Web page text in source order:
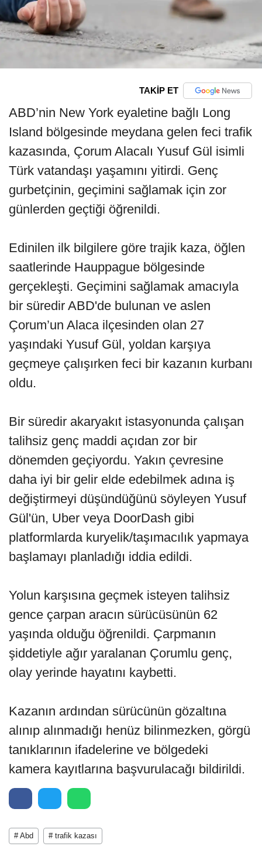
TAKİP ET
ABD’nin New York eyaletine bağlı Long
Island bölgesinde meydana gelen feci trafik
kazasında, Çorum Alacalı Yusuf Gül isimli
Türk vatandaşı yaşamını yitirdi. Genç
gurbetçinin, geçimini sağlamak için zor
günlerden geçtiği öğrenildi.
Edinilen ilk bilgilere göre trajik kaza, öğlen
saatlerinde Hauppague bölgesinde
gerçekleşti. Geçimini sağlamak amacıyla
bir süredir ABD'de bulunan ve aslen
Çorum’un Alaca ilçesinden olan 27
yaşındaki Yusuf Gül, yoldan karşıya
geçmeye çalışırken feci bir kazanın kurbanı
oldu.
Bir süredir akaryakıt istasyonunda çalışan
talihsiz genç maddi açıdan zor bir
dönemden geçiyordu. Yakın çevresine
daha iyi bir gelir elde edebilmek adına iş
değiştirmeyi düşündüğünü söyleyen Yusuf
Gül'ün, Uber veya DoorDash gibi
platformlarda kuryelik/taşımacılık yapmaya
başlamayı planladığı iddia edildi.
Yolun karşısına geçmek isteyen talihsiz
gence çarpan aracın sürücüsünün 62
yaşında olduğu öğrenildi. Çarpmanın
şiddetiyle ağır yaralanan Çorumlu genç,
olay yerinde hayatını kaybetti.
Kazanın ardından sürücünün gözaltına
alınıp alınmadığı henüz bilinmezken, görgü
tanıklarının ifadelerine ve bölgedeki
kamera kayıtlarına başvurulacağı bildirildi.
# Abd # trafik kazası